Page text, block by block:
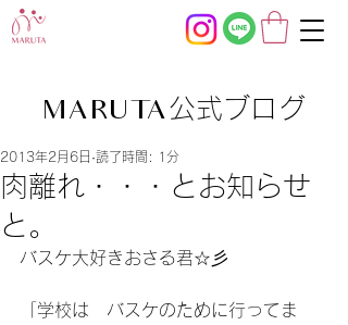
MARUTA公式ブログ
肉離れ・・・とお知らせ
と。
2013年2月6日 読了時間: 1分
バスケ大好きおさる君☆彡
「学校は　バスケのために行ってま